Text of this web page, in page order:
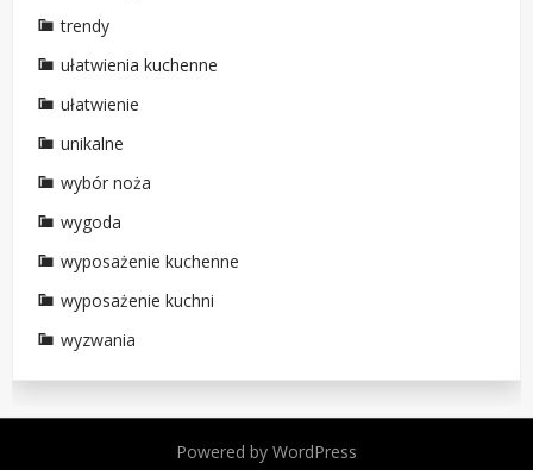
trendy
ułatwienia kuchenne
ułatwienie
unikalne
wybór noża
wygoda
wyposażenie kuchenne
wyposażenie kuchni
wyzwania
Powered by WordPress